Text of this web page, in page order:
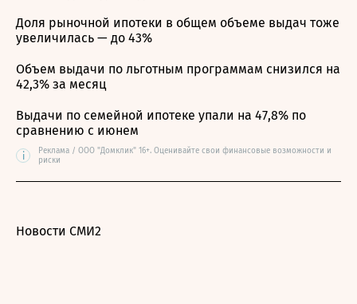
Доля рыночной ипотеки в общем объеме выдач тоже
увеличилась — до 43%
Объем выдачи по льготным программам снизился на
42,3% за месяц
Выдачи по семейной ипотеке упали на 47,8% по
сравнению с июнем
i
Реклама / ООО "Домклик" 16+. Оценивайте свои финансовые возможности и
риски
Новости СМИ2